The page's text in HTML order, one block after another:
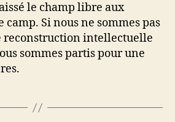
le champ libre aux
Si nous ne sommes pas
reconstruction intellectuelle
sommes partis pour une